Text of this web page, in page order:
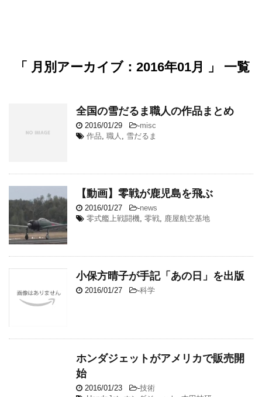
「 月別アーカイブ：2016年01月 」 一覧
全国の雪だるま職人の作品まとめ
2016/01/29 -misc
作品, 職人 , 雪だるま
【動画】零戦が鹿児島を飛ぶ
2016/01/27 -news
零式艦上戦闘機, 零戦, 鹿屋航空基地
小保方晴子が手記「あの日」を出版
2016/01/27 -科学
ホンダジェットがアメリカで販売開
始
2016/01/23 -技術